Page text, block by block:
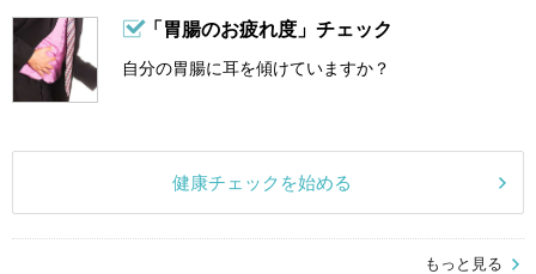
「胃腸のお疲れ度」チェック
自分の胃腸に耳を傾けていますか？
健康チェックを始める
もっと見る